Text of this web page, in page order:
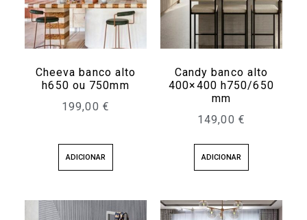
Cheeva banco alto
h650 ou 750mm
199,00 €
ADICIONAR
Candy banco alto
400×400 h750/650
mm
149,00 €
ADICIONAR